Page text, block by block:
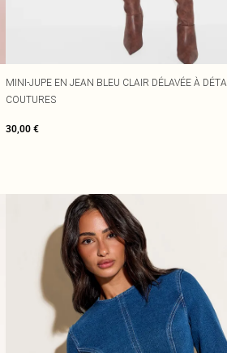
MINI-JUPE EN JEAN BLEU CLAIR DÉLAVÉE À
COUTURES
30,00 €